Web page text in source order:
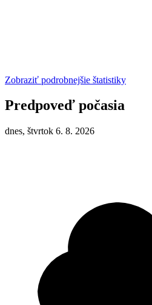
Zobraziť podrobnejšie štatistiky
Predpoveď počasia
dnes, štvrtok 6. 8. 2026